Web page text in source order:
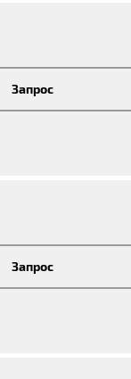
Запрос
Запрос